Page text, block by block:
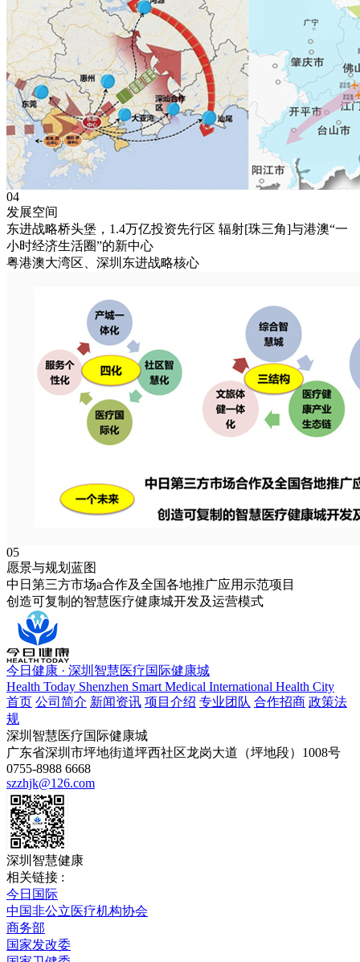
04
发展空间
东进战略桥头堡，1.4万亿投资先行区 辐射[珠三角]与港澳“一
小时经济生活圈”的新中心
粤港澳大湾区、深圳东进战略核心
05
愿景与规划蓝图
中日第三方市场a合作及全国各地推广应用示范项目
创造可复制的智慧医疗健康城开发及运营模式
今日健康 · 深圳智慧医疗国际健康城
Health Today Shenzhen Smart Medical International Health City
首页 公司简介 新闻资讯 项目介绍 专业团队 合作招商 政策法
规
深圳智慧医疗国际健康城
广东省深圳市坪地街道坪西社区龙岗大道（坪地段）1008号
0755-8988 6668
szzhjk@126.com
深圳智慧健康
相关链接 :
今日国际
中国非公立医疗机构协会
商务部
国家发改委